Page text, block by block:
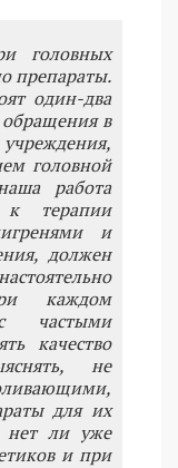
головных
препараты.
один-два
в
головной
работа
к терапии
и
должен
каждом
частыми
качество
не
для их
нет ли уже
и при